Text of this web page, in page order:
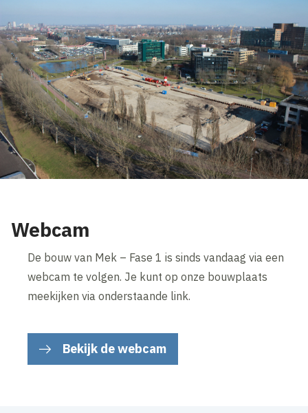
Webcam
De bouw van Mek – Fase 1 is sinds vandaag via een
webcam te volgen. Je kunt op onze bouwplaats
meekijken via onderstaande link.
Bekijk de webcam